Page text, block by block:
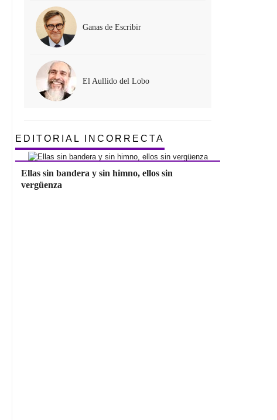
Ganas de Escribir
El Aullido del Lobo
EDITORIAL INCORRECTA
Ellas sin bandera y sin himno, ellos sin
vergüenza